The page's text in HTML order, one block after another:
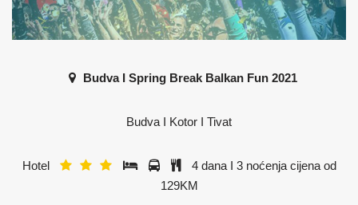
Budva I Spring Break Balkan Fun 2021
Budva I Kotor I Tivat
Hotel
4 dana I 3 noćenja cijena od
129KM